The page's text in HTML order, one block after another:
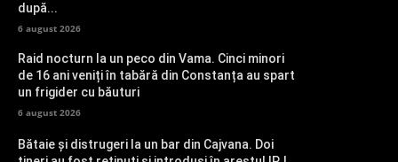
după...
6 august 2026
Raid nocturn la un peco din Vama. Cinci minori
de 16 ani veniți în tabără din Constanța au spart
un frigider cu băuturi
6 august 2026
Bătaie și distrugeri la un bar din Cajvana. Doi